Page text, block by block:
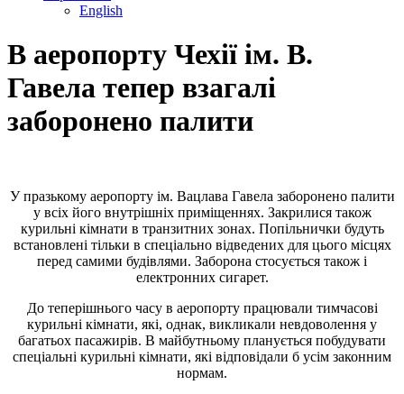
English
В аеропорту Чехії ім. В.
Гавела тепер взагалі
заборонено палити
У празькому аеропорту ім. Вацлава Гавела заборонено палити
у всіх його внутрішніх приміщеннях. Закрилися також
курильні кімнати в транзитних зонах. Попільнички будуть
встановлені тільки в спеціально відведених для цього місцях
перед самими будівлями. Заборона стосується також і
електронних сигарет.
До теперішнього часу в аеропорту працювали тимчасові
курильні кімнати, які, однак, викликали невдоволення у
багатьох пасажирів. В майбутньому планується побудувати
спеціальні курильні кімнати, які відповідали б усім законним
нормам.